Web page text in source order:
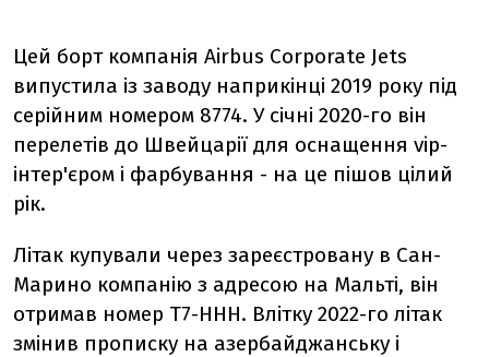
Цей борт компанія Airbus Corporate Jets
випустила із заводу наприкінці 2019 року під
серійним номером 8774. У січні 2020-го він
перелетів до Швейцарії для оснащення vip-
інтер'єром і фарбування - на це пішов цілий
рік.
Літак купували через зареєстровану в Сан-
Марино компанію з адресою на Мальті, він
отримав номер T7-HHH. Влітку 2022-го літак
змінив прописку на азербайджанську і